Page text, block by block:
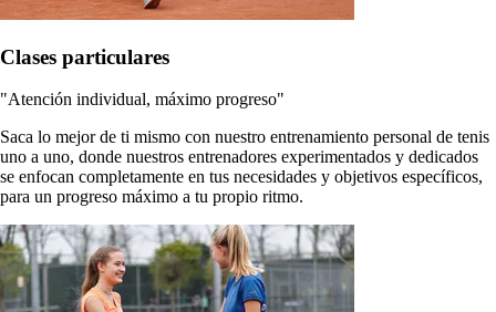
Clases particulares
"Atención individual, máximo progreso"
Saca lo mejor de ti mismo con nuestro entrenamiento personal de tenis
uno a uno, donde nuestros entrenadores experimentados y dedicados
se enfocan completamente en tus necesidades y objetivos específicos,
para un progreso máximo a tu propio ritmo.